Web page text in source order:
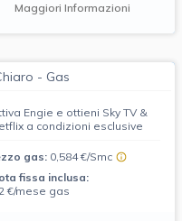
Maggiori Informazioni
- Gas
Engie e ottieni Sky TV &
a condizioni esclusive
gas: 0,584 €/Smc
fissa inclusa:
€/mese gas